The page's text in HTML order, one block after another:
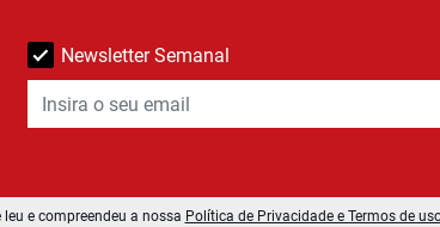
Newsletter Semanal
e compreendeu a nossa Política de Privacidade e Termos de